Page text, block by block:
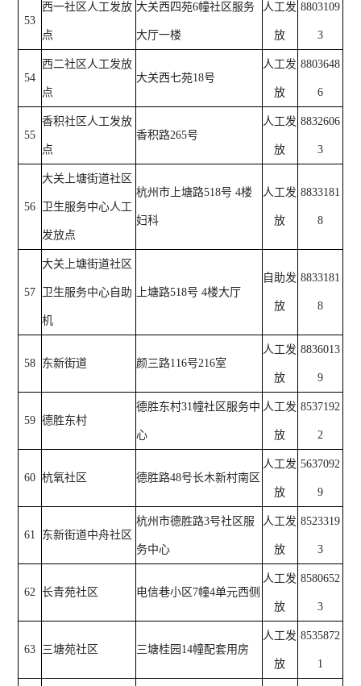
53
西一社区人工发放
点
大关西四苑6幢社区服务
大厅一楼
人工发
放
8803109
3
54
西二社区人工发放
点
大关西七苑18号
人工发
放
8803648
6
55
香积社区人工发放
点
香积路265号
人工发
放
8832606
3
56
大关上塘街道社区
卫生服务中心人工
发放点
杭州市上塘路518号 4楼
妇科
人工发
放
8833181
8
57
大关上塘街道社区
卫生服务中心自助
机
上塘路518号 4楼大厅
自助发
放
8833181
8
58 东新街道 颜三路116号216室
人工发
放
8836013
9
59 德胜东村
德胜东村31幢社区服务中
心
人工发
放
8537192
2
60 杭氧社区 德胜路48号长木新村南区
人工发
放
5637092
9
61 东新街道中舟社区
杭州市德胜路3号社区服
务中心
人工发
放
8523319
3
62 长青苑社区 电信巷小区7幢4单元西侧
人工发
放
8580652
3
63 三塘苑社区 三塘桂园14幢配套用房
人工发
放
8535872
1